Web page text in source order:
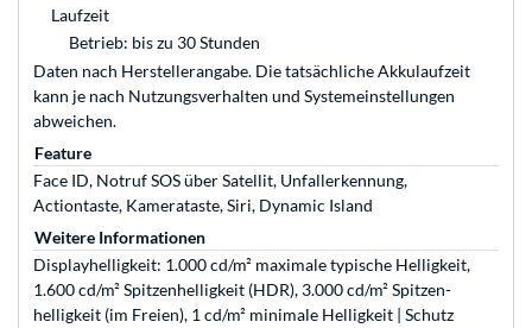
Laufzeit
Betrieb: bis zu 30 Stunden
Daten nach Herstellerangabe. Die tatsächliche Akkulaufzeit
kann je nach Nutzungsverhalten und Systemeinstellungen
abweichen.
Feature
Face ID, Notruf SOS über Satellit, Unfallerkennung,
Actiontaste, Kamerataste, Siri, Dynamic Island
Weitere Informationen
Displayhelligkeit: 1.000 cd/m² maximale typische Helligkeit,
1.600 cd/m² Spitzen­helligkeit (HDR), 3.000 cd/m² Spitzen­
helligkeit (im Freien), 1 cd/m² minimale Helligkeit | Schutz